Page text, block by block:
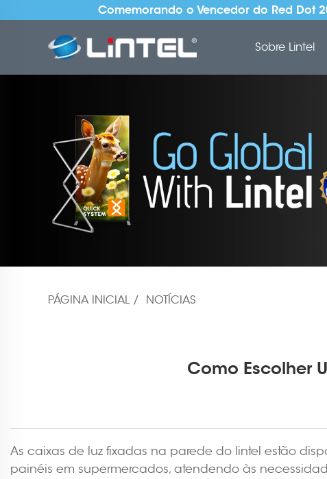
Comemorando o Vencedor do Red Dot
Sobre Lintel
PÁGINA INICIAL / NOTÍCIAS
Como Escolher
As caixas de luz fixadas na parede do lintel estão
painéis em supermercados, atendendo às